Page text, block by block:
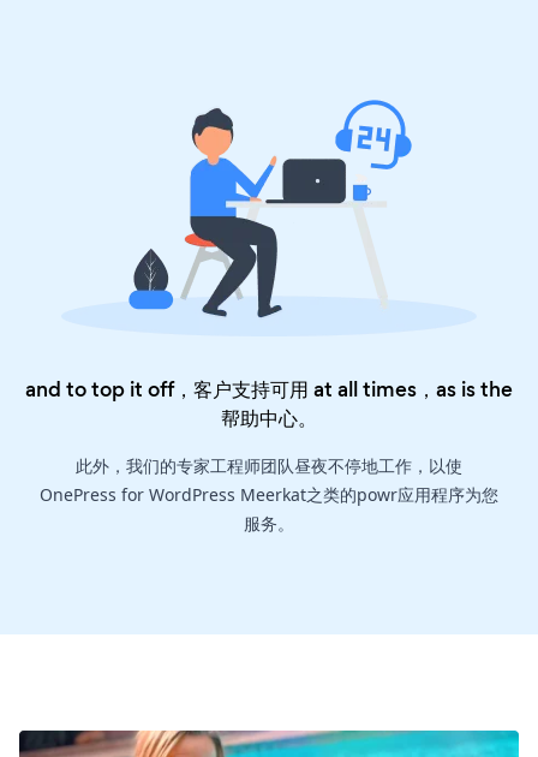
and to top it off，客户支持可用 at all times，as is the
帮助中心。
此外，我们的专家工程师团队昼夜不停地工作，以使
OnePress for WordPress Meerkat之类的powr应用程序为您
服务。